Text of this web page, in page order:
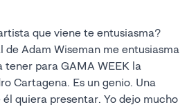
que viene te entusiasma?
de Adam Wiseman me entusiasma
tener para GAMA WEEK la
Cartagena. Es un genio. Una
quiera presentar. Yo dejo mucho